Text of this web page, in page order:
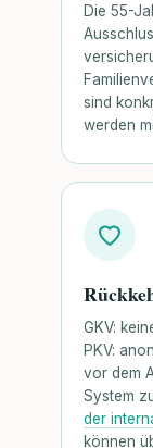
Die 55-
sind
werden
GKV:
PKV:
vor dem
System
der
können